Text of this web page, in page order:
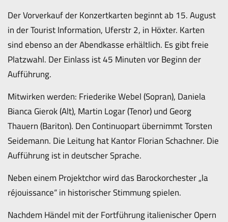
Der Vorverkauf der Konzertkarten beginnt ab 15. August
in der Tourist Information, Uferstr 2, in Höxter. Karten
sind ebenso an der Abendkasse erhältlich. Es gibt freie
Platzwahl. Der Einlass ist 45 Minuten vor Beginn der
Aufführung.
Mitwirken werden: Friederike Webel (Sopran), Daniela
Bianca Gierok (Alt), Martin Logar (Tenor) und Georg
Thauern (Bariton). Den Continuopart übernimmt Torsten
Seidemann. Die Leitung hat Kantor Florian Schachner. Die
Aufführung ist in deutscher Sprache.
Neben einem Projektchor wird das Barockorchester „la
réjouissance“ in historischer Stimmung spielen.
Nachdem Händel mit der Fortführung italienischer Opern